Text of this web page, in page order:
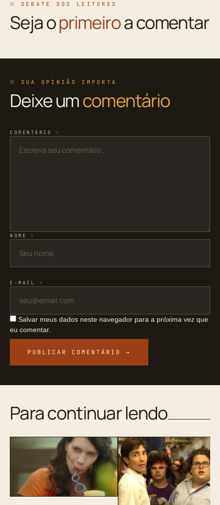
※ DEBATE DOS LEITORES
Seja oprimeiroa comentar
※ SUA OPINIÃO IMPORTA
Deixe umcomentário
COMENTÁRIO *
NOME *
E-MAIL *
Salvar meus dados neste navegador para a próxima vez que
eu comentar.
Para continuar lendo